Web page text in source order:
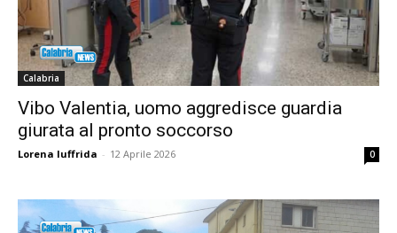
Calabria
Vibo Valentia, uomo aggredisce guardia
giurata al pronto soccorso
Lorena Iuffrida - 12 Aprile 2026 0